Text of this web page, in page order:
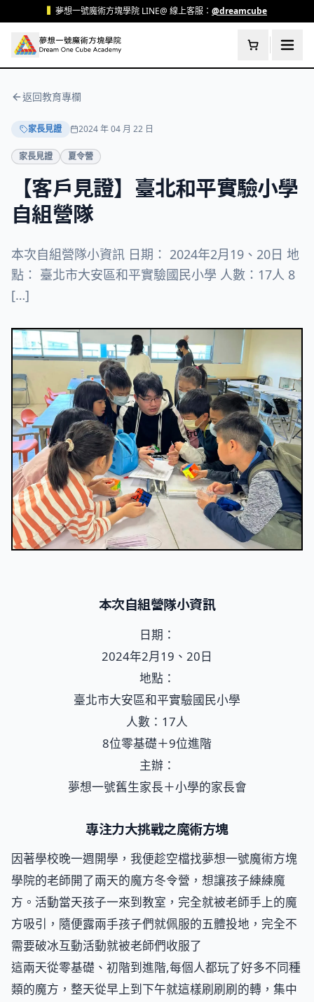
跳至主要內容夢想一號魔術方塊學院 LINE@ 線上客服： @dreamcube
返回教育專欄
家長見證 2024 年 04 月 22 日
家長見證 夏令營
【客戶見證】臺北和平實驗小學
自組營隊
本次自組營隊小資訊 日期： 2024年2月19、20日 地
點： 臺北市大安區和平實驗國民小學 人數：17人 8
[…]
本次自組營隊小資訊
日期：
2024年2月19、20日
地點：
臺北市大安區和平實驗國民小學
人數：17人
8位零基礎＋9位進階
主辦：
夢想一號舊生家長＋小學的家長會
專注力大挑戰之魔術方塊
因著學校晚一週開學，我便趁空檔找夢想一號魔術方塊
學院的老師開了兩天的魔方冬令營，想讓孩子練練魔
方。活動當天孩子一來到教室，完全就被老師手上的魔
方吸引，隨便露兩手孩子們就佩服的五體投地，完全不
需要破冰互動活動就被老師們收服了
這兩天從零基礎、初階到進階,每個人都玩了好多不同種
類的魔方，整天從早上到下午就這樣刷刷刷的轉，集中